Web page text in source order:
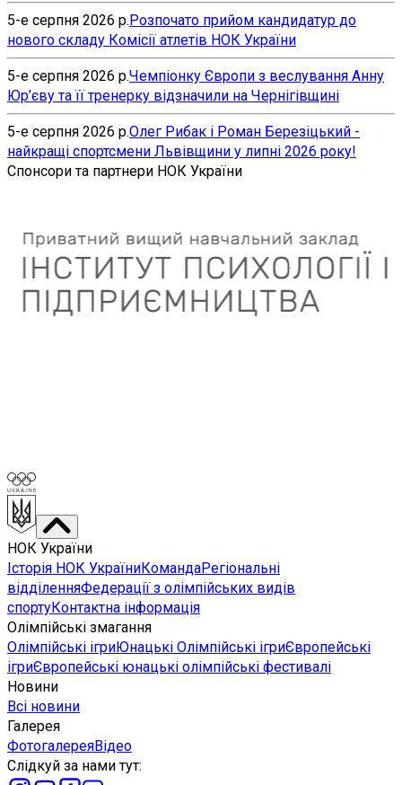
5-е серпня 2026 р.Розпочато прийом кандидатур до
нового складу Комісії атлетів НОК України
5-е серпня 2026 р.Чемпіонку Європи з веслування Анну
Юр’єву та її тренерку відзначили на Чернігівщині
5-е серпня 2026 р.Олег Рибак і Роман Березіцький -
найкращі спортсмени Львівщини у липні 2026 року!
Спонсори та партнери НОК України
НОК України
Історія НОК УкраїниКомандаРегіональні
відділенняФедерації з олімпійських видів
спортуКонтактна інформація
Олімпійські змагання
Олімпійські ігриЮнацькі Олімпійські ігриЄвропейські
ігриЄвропейські юнацькі олімпійські фестивалі
Новини
Всі новини
Галерея
ФотогалереяВідео
Слідкуй за нами тут: